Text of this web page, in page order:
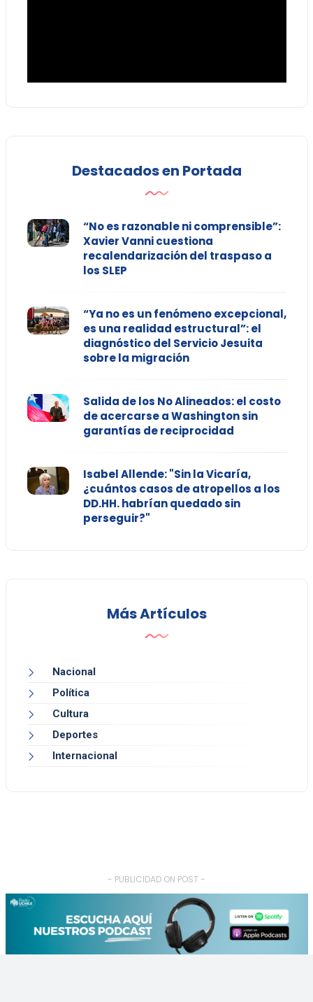
Destacados en Portada
“No es razonable ni comprensible”:
Xavier Vanni cuestiona
recalendarización del traspaso a
los SLEP
“Ya no es un fenómeno excepcional,
es una realidad estructural”: el
diagnóstico del Servicio Jesuita
sobre la migración
Salida de los No Alineados: el costo
de acercarse a Washington sin
garantías de reciprocidad
Isabel Allende: "Sin la Vicaría,
¿cuántos casos de atropellos a los
DD.HH. habrían quedado sin
perseguir?"
Más Artículos
Nacional
Política
Cultura
Deportes
Internacional
- PUBLICIDAD ON POST -